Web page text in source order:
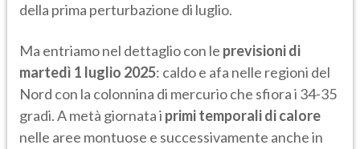
della prima perturbazione di luglio.
Ma entriamo nel dettaglio con le previsioni di
martedì 1 luglio 2025: caldo e afa nelle regioni del
Nord con la colonnina di mercurio che sfiora i 34-35
gradi. A metà giornata i primi temporali di calore
nelle aree montuose e successivamente anche in